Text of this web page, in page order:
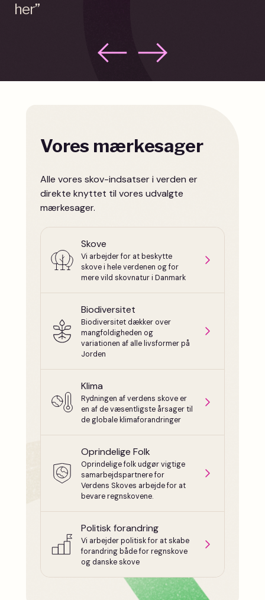
her”
Vores mærkesager
Alle vores skov-indsatser i verden er
direkte knyttet til vores udvalgte
mærkesager.
Skove
Vi arbejder for at beskytte
skove i hele verdenen og for
mere vild skovnatur i Danmark
Biodiversitet
Biodiversitet dækker over
mangfoldigheden og
variationen af alle livsformer på
Jorden
Klima
Rydningen af verdens skove er
en af de væsentligste årsager til
de globale klimaforandringer
Oprindelige Folk
Oprindelige folk udgør vigtige
samarbejdspartnere for
Verdens Skoves arbejde for at
bevare regnskovene.
Politisk forandring
Vi arbejder politisk for at skabe
forandring både for regnskove
og danske skove